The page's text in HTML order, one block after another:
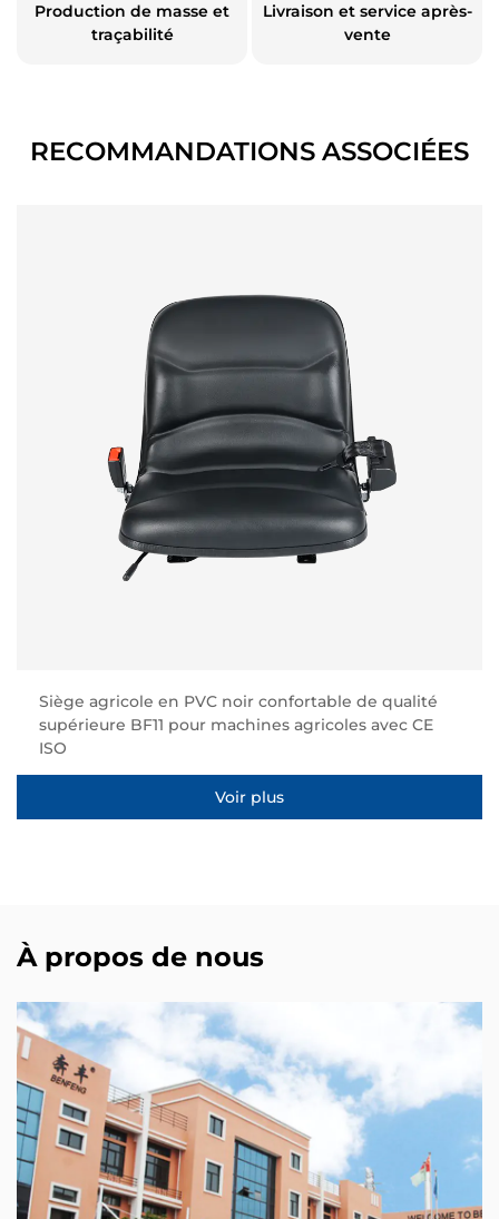
Production de masse et
traçabilité
Livraison et service après-
vente
RECOMMANDATIONS ASSOCIÉES
Siège agricole en PVC noir confortable de qualité
supérieure BF11 pour machines agricoles avec CE
ISO
Voir plus
À propos de nous